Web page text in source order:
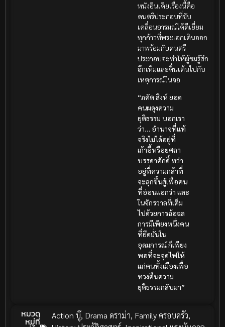
หนังอินเดียเรื่องนี้คือ
ดนตรีประกอบที่ขับ
เคลื่อนอารมณ์ได้ดีเยี่ยม
ทุกก้าวที่พระเอกเดินออก
มาพร้อมกับดนตรี
ประกอบจะทำให้ผู้ชมรู้สึก
ฮึกเหิมและตื่นเต้นไปกับ
เหตุการณ์ในจอ
“ภคัต สิงห์ ยอด
คนผดุงความ
ยุติธรรม บอกเรา
ว่า… อำนาจที่แท้
จริงไม่ได้อยู่ที่
เก้าอี้หรือยศถา
บรรดาศักดิ์ ทว่า
อยู่ที่ความกล้าที่
จะลุกขึ้นสู้เพื่อคน
ที่อ่อนแอกว่า และ
ในจักรวาลที่เต็ม
ไปด้วยการฉ้อฉล
การมีเพียงหนึ่งคน
ที่ยึดมั่นใน
อุดมการณ์ ก็เพียง
พอที่จะจุดไฟให้
แก่คนทั้งเมืองเพื่อ
ทวงคืนความ
ยุติธรรมกลับมา”
หมวด
หมู่ที่
Action บู๊, Drama ดราม่า, Family ครอบครัว,